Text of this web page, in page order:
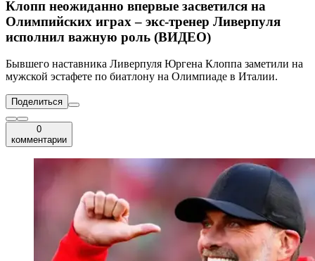
Клопп неожиданно впервые засветился на
Олимпийских играх – экс-тренер Ливерпуля
исполнил важную роль (ВИДЕО)
Бывшего наставника Ливерпуля Юргена Клоппа заметили на
мужской эстафете по биатлону на Олимпиаде в Италии.
Поделиться
0
комментарии